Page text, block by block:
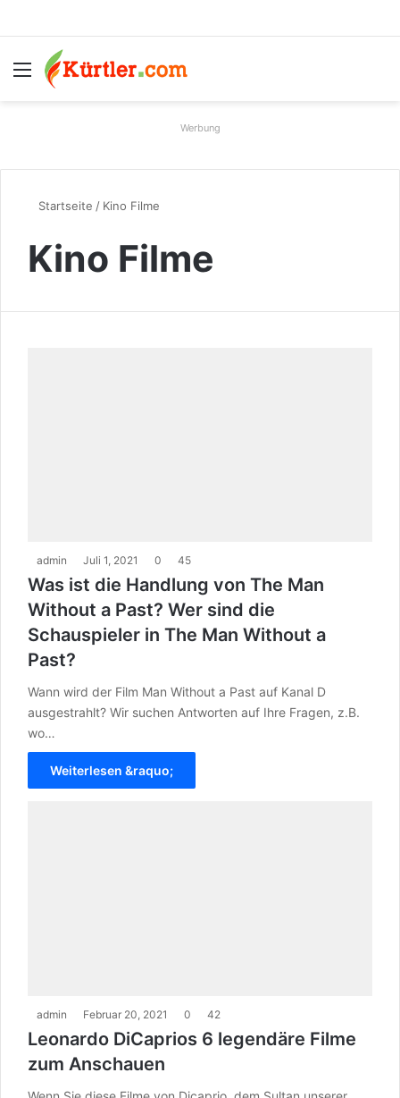
Menü
Werbung
Startseite / Kino Filme
Kino Filme
admin Juli 1, 2021 0 45
Was ist die Handlung von The Man
Without a Past? Wer sind die
Schauspieler in The Man Without a
Past?
Wann wird der Film Man Without a Past auf Kanal D
ausgestrahlt? Wir suchen Antworten auf Ihre Fragen, z.B.
wo…
Weiterlesen &raquo;
admin Februar 20, 2021 0 42
Leonardo DiCaprios 6 legendäre Filme
zum Anschauen